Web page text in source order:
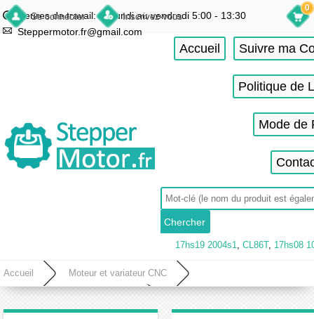
Se connecter Inscrivez-vous
Heures de travail: du lundi au vendredi 5:00 - 13:30
Steppermotor.fr@gmail.com
0
Accueil Suivre ma
Politique de
Mode de
17hs19 2004s1, CL86T, 17hs08
Accueil Moteur et variateur CNC